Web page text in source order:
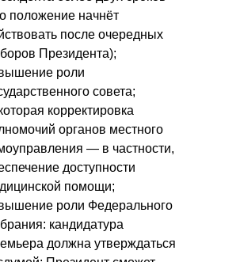
положение начнёт
после очередных
Президента);
роли
совета;
корректировка
органов местного
— в частности,
доступности
помощи;
роли Федерального
кандидатура
должна утверждаться